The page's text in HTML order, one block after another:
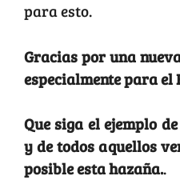
para esto.
Gracias por una
especialmente para el
Que siga el ejemplo
y de todos aquellos
posible esta hazaña..